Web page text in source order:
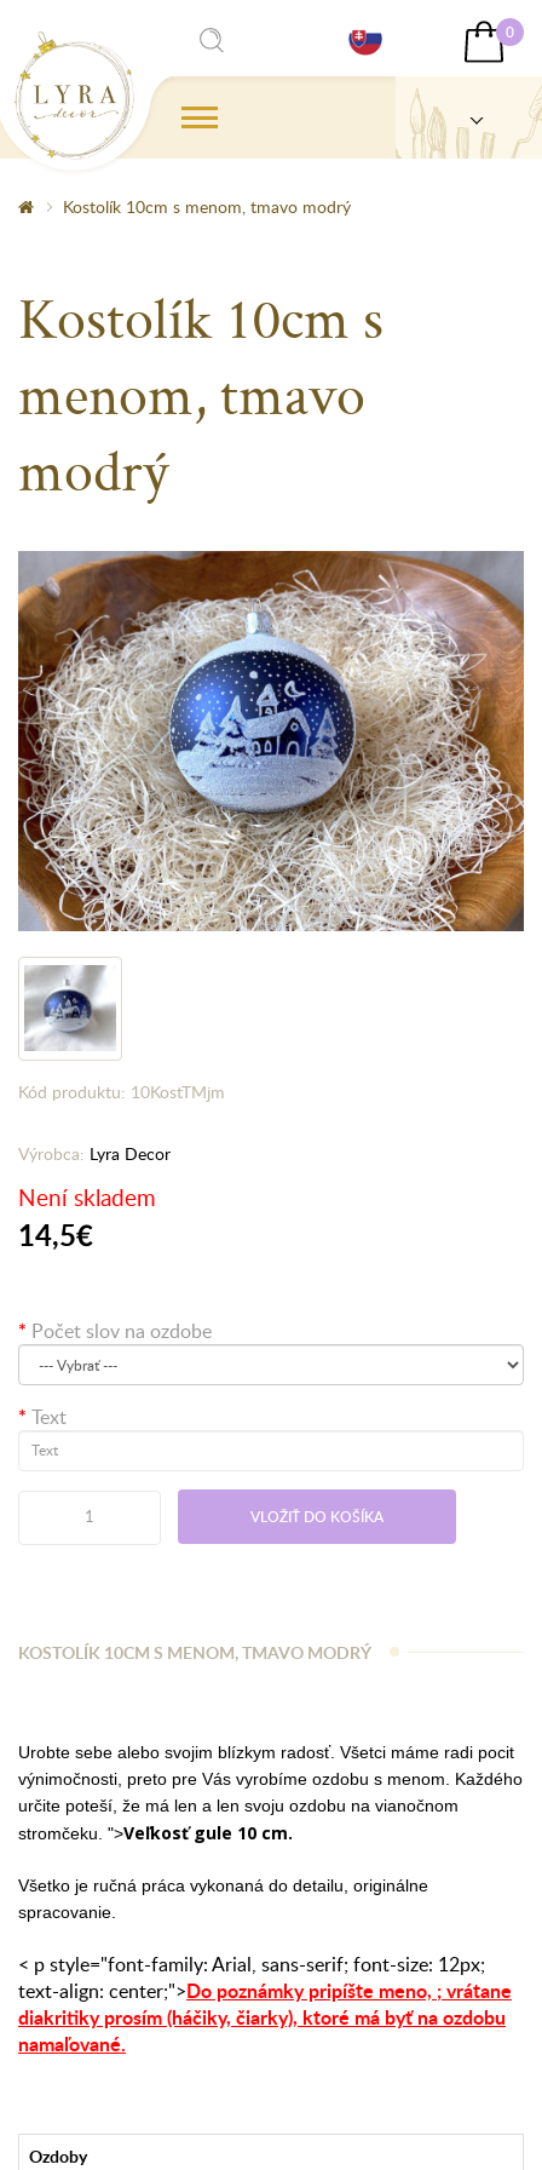
0
Kostolík 10cm s menom, tmavo modrý
Kostolík 10cm s
menom, tmavo
modrý
Kód produktu: 10KostTMjm
Výrobca: Lyra Decor
Není skladem
14,5€
Počet slov na ozdobe
Text
VLOŽIŤ DO KOŠÍKA
KOSTOLÍK 10CM S MENOM, TMAVO MODRÝ
Urobte sebe alebo svojim blízkym radosť. Všetci máme radi pocit
výnimočnosti, preto pre Vás vyrobíme ozdobu s menom. Každého
určite poteší, že má len a len svoju ozdobu na vianočnom
stromčeku. ">Veľkosť gule 10 cm.
Všetko je ručná práca vykonaná do detailu, originálne
spracovanie.
< p style="font-family: Arial, sans-serif; font-size: 12px;
text-align: center;">Do poznámky pripíšte meno, ;vrátane
diakritiky prosím (háčiky, čiarky), ktoré má byť na ozdobu
namaľované.
Ozdoby